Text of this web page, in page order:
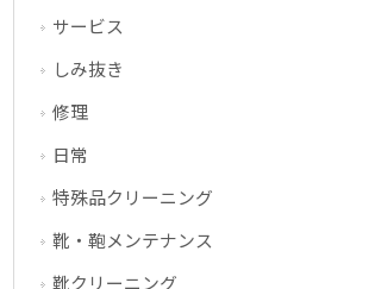
サービス
しみ抜き
修理
日常
特殊品クリーニング
靴・鞄メンテナンス
靴クリーニング